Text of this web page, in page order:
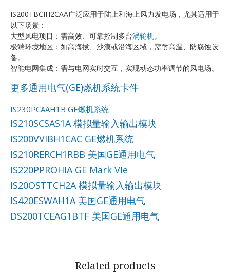
IS200TBCIH2CAA广泛应用于陆上和海上风力发电场，尤其适用于
以下场景：
大型风电项目：需高效、可靠控制多台涡轮机。
极端环境地区：如高海拔、沙漠或沿海区域，需耐高温、防腐蚀设
备。
智能电网集成：需与电网实时交互，实现动态功率调节的风电场。
更多通用电气(GE)燃机系统卡件
IS230PCAAH1B GE燃机系统
IS210SCSAS1A 模拟量输入输出模块
IS200VVIBH1CAC GE燃机系统
IS210RERCH1RBB 美国GE通用电气
IS220PPROHIA GE Mark VIe
IS20OSTTCH2A 模拟量输入输出模块
IS420ESWAH1A 美国GE通用电气
DS200TCEAG1BTF 美国GE通用电气
Related products